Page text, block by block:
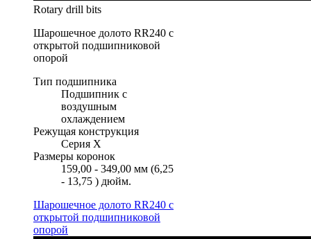
Rotary drill bits
Шарошечное долото RR240 с
открытой подшипниковой
опорой
Тип подшипника
Подшипник с
воздушным
охлаждением
Режущая конструкция
Серия X
Размеры коронок
159,00 - 349,00 мм (6,25
- 13,75 ) дюйм.
Шарошечное долото RR240 с
открытой подшипниковой
опорой